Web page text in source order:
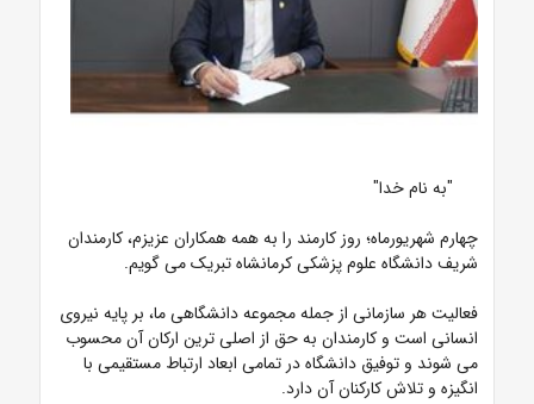
"به نام خدا"
چهارم شهریورماه؛ روز کارمند را به همه همکاران عزیزم، کارمندان
شریف دانشگاه علوم پزشکی کرمانشاه تبریک می گویم.
فعالیت هر سازمانی از جمله مجموعه دانشگاهی ما، بر پایه نیروی
انسانی است و کارمندان به حق از اصلی ترین ارکان آن محسوب
می شوند و توفیق دانشگاه در تمامی ابعاد ارتباط مستقیمی با
انگیزه و تلاش کارکنان آن دارد.